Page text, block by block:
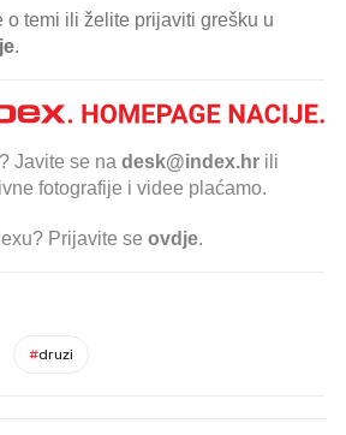
o temi ili želite prijaviti grešku u
.
Javite se na desk@index.hr ili
fotografije i videe plaćamo.
Prijavite se ovdje.
#druzi